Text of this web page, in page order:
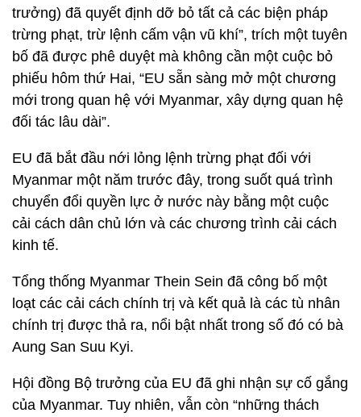
trưởng) đã quyết định dỡ bỏ tất cả các biện pháp
trừng phạt, trừ lệnh cấm vận vũ khí”, trích một tuyên
bố đã được phê duyệt mà không cần một cuộc bỏ
phiếu hôm thứ Hai, “EU sẵn sàng mở một chương
mới trong quan hệ với Myanmar, xây dựng quan hệ
đối tác lâu dài”.
EU đã bắt đầu nới lỏng lệnh trừng phạt đối với
Myanmar một năm trước đây, trong suốt quá trình
chuyển đổi quyền lực ở nước này bằng một cuộc
cải cách dân chủ lớn và các chương trình cải cách
kinh tế.
Tổng thống Myanmar Thein Sein đã công bố một
loạt các cải cách chính trị và kết quả là các tù nhân
chính trị được thả ra, nổi bật nhất trong số đó có bà
Aung San Suu Kyi.
Hội đồng Bộ trưởng của EU đã ghi nhận sự cố gắng
của Myanmar. Tuy nhiên, vẫn còn “những thách